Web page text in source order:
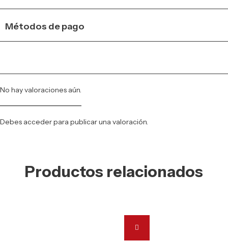
Métodos de pago
No hay valoraciones aún.
Debes accederpara publicar una valoración.
Productos relacionados